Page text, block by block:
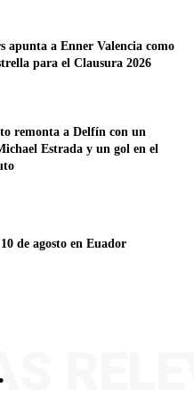
apunta a Enner Valencia como
para el Clausura 2026
remonta a Delfín con un
Estrada y un gol en el
de agosto en Euador